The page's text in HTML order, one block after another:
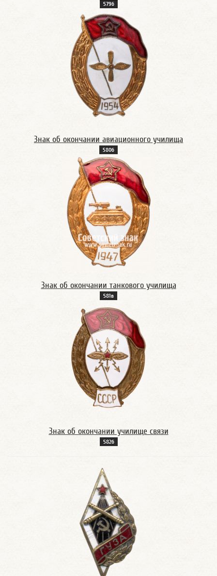
579б
Знак об окончании авиационного училища
580б
Знак об окончании танкового училища
581в
Знак об окончании училище связи
582б